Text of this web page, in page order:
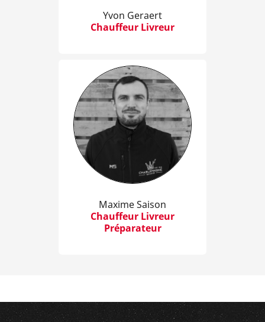
Yvon Geraert
Chauffeur Livreur
Maxime Saison
Chauffeur Livreur
Préparateur